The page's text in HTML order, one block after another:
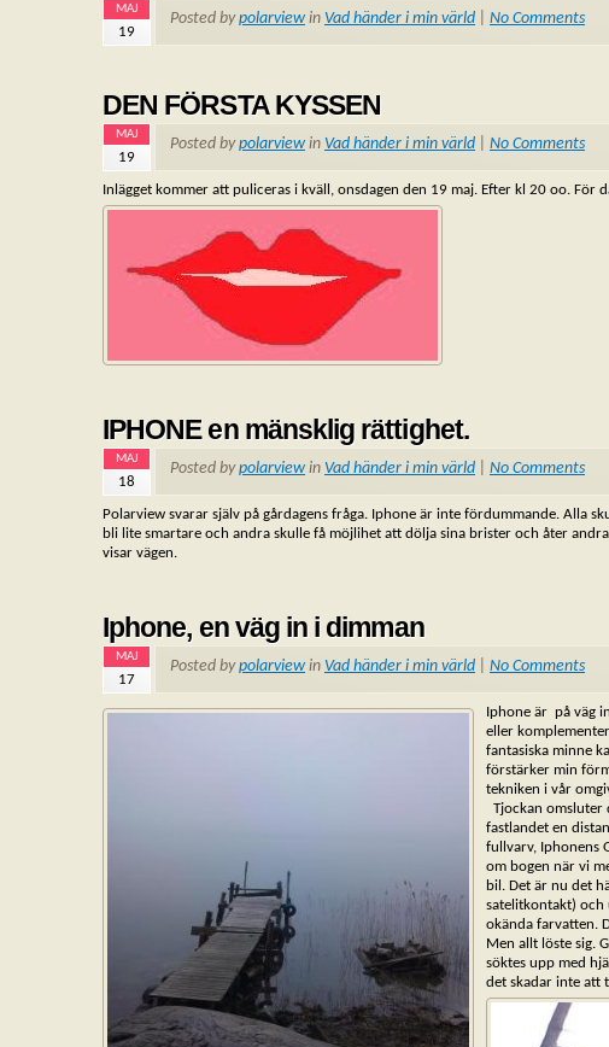
MAJ
19
Posted bypolarview in Vad händer i min värld No Comments
DEN FÖRSTA KYSSEN
MAJ
19
Posted bypolarview in Vad händer i min värld No Comments
Inlägget kommer att puliceras i kväll, onsdagen den 19 maj. Efter kl 20 oo. För
IPHONE en mänsklig rättighet.
MAJ
18
Posted bypolarview in Vad händer i min värld No Comments
Polarview svarar själv på gårdagens fråga. Iphone är inte fördummande. Alla
bli lite smartare och andra skulle få möjlihet att dölja sina brister och åter
visar vägen.
Iphone, en väg in i dimman
MAJ
17
Posted bypolarview in Vad händer i min värld No Comments
Iphone är på väg
eller
fantasiska minne
förstärker min
tekniken i
Tjockan
fastlandet en
fullvarv, Iphonens
om bogen när vi
bil. Det är nu det
satelitkontakt) och
okända farvatten.
Men allt löste sig.
söktes upp med
det skadar inte att